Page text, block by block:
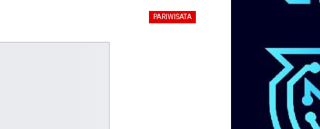
PARIWISATA